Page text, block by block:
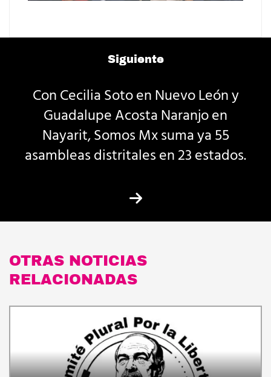
Siguiente
Con Cecilia Soto en Nuevo León y
Guadalupe Acosta Naranjo en
Nayarit, Somos Mx suma ya 55
asambleas distritales en 23 estados.
OTRAS NOTICIAS
RELACIONADAS